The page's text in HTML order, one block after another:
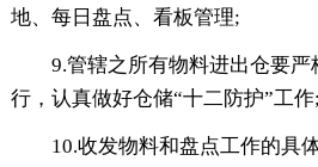
地、每日盘点、看板管理;
9.管辖之所有物料进出仓要严
行，认真做好仓储“十二防护”工作;
10.收发物料和盘点工作的具